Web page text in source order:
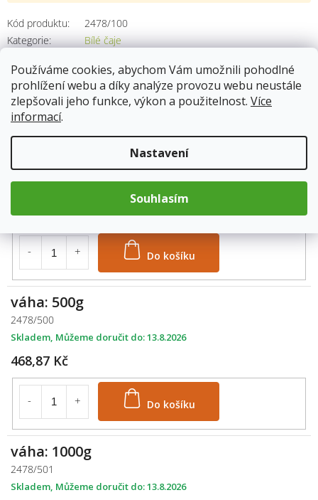
Používáme cookies, abychom Vám umožnili pohodlné
prohlížení webu a díky analýze provozu webu neustále
zlepšovali jeho funkce, výkon a použitelnost. Více
informací.
Nastavení
Souhlasím
Kód produktu:
2478/100
Kategorie: Bílé čaje
Popis
2478/250
240,43 Kč
Do košíku
váha: 500g
2478/500
468,87 Kč
Do košíku
Skladem 13.8.2026
váha: 1000g
2478/501
Skladem 13.8.2026